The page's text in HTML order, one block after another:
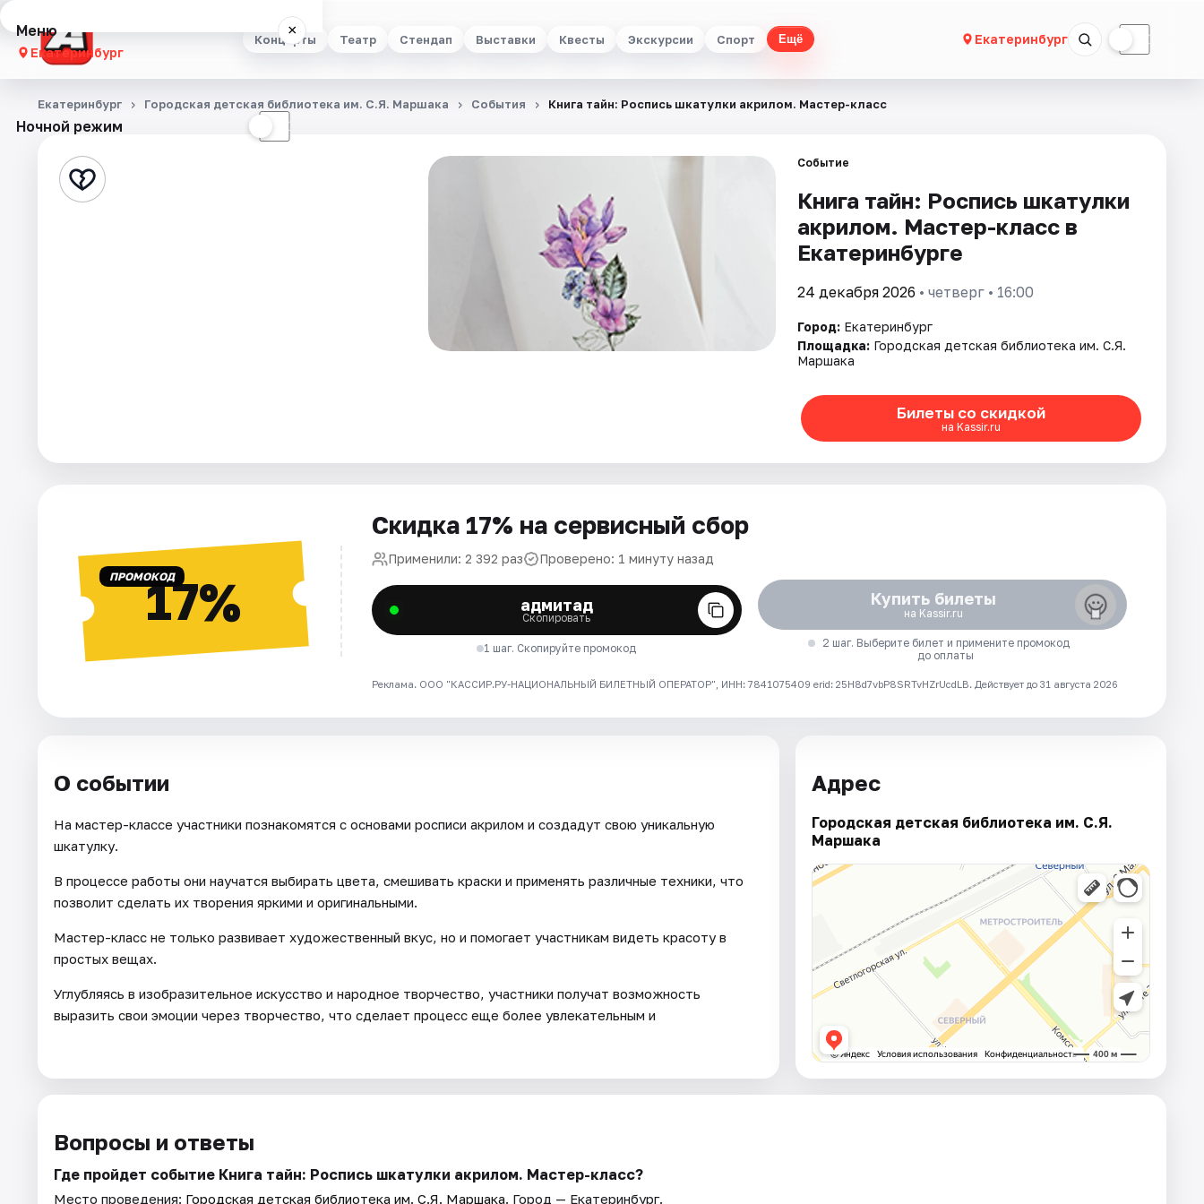
Концерты Театр Стендап Выставки Квесты Экскурсии Спорт Ещё Екатеринбург ☾
Меню ×
Екатеринбург
Концерты
Стендап
Рейтинги
Ночной режим ☾
Екатеринбург Городская детская библиотека им. С.Я. Маршака События Книга тайн: Роспись шкатулки акрилом. Мастер-класс
Событие
Книга тайн: Роспись шкатулки
акрилом. Мастер-класс в
Екатеринбурге
24 декабря 2026 • четверг • 16:00
Город: Екатеринбург
Площадка: Городская детская библиотека им. С.Я.
Маршака
Билеты со скидкой
на Kassir.ru
ПРОМОКОД17%
Скидка 17% на сервисный сбор
Применили: 2 392 раз Проверено: 1 минуту назад
адмитад
Скопировать
1 шаг. Скопируйте промокод
Купить билеты
на Kassir.ru
2 шаг. Выберите билет и примените промокод
до оплаты
Реклама. ООО "КАССИР.РУ-НАЦИОНАЛЬНЫЙ БИЛЕТНЫЙ ОПЕРАТОР", ИНН: 7841075409 erid: 25H8d7vbP8SRTvHZrUcdLB. Действует до 31 августа 2026
О событии
На мастер-классе участники познакомятся с основами росписи акрилом и создадут свою уникальную
шкатулку.
В процессе работы они научатся выбирать цвета, смешивать краски и применять различные техники, что
позволит сделать их творения яркими и оригинальными.
Мастер-класс не только развивает художественный вкус, но и помогает участникам видеть красоту в
простых вещах.
Углубляясь в изобразительное искусство и народное творчество, участники получат возможность
выразить свои эмоции через творчество, что сделает процесс еще более увлекательным и
Адрес
Городская детская библиотека им. С.Я.
Маршака
Вопросы и ответы
Где пройдет событие Книга тайн: Роспись шкатулки акрилом. Мастер-класс?
Место проведения: Городская детская библиотека им. С.Я. Маршака. Город — Екатеринбург.